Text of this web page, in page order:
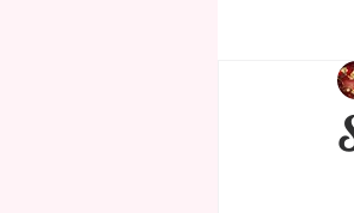
Simpatias